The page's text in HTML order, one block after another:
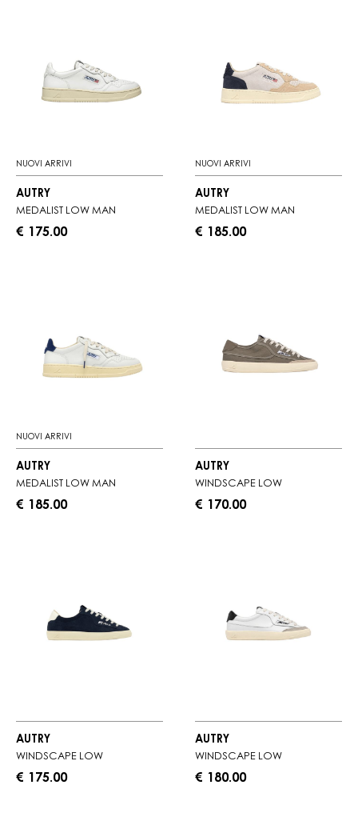
NUOVI ARRIVI
AUTRY
MEDALIST LOW MAN
€ 175.00
NUOVI ARRIVI
AUTRY
MEDALIST LOW MAN
€ 185.00
NUOVI ARRIVI
AUTRY
MEDALIST LOW MAN
€ 185.00
AUTRY
WINDSCAPE LOW
€ 170.00
AUTRY
WINDSCAPE LOW
€ 175.00
AUTRY
WINDSCAPE LOW
€ 180.00